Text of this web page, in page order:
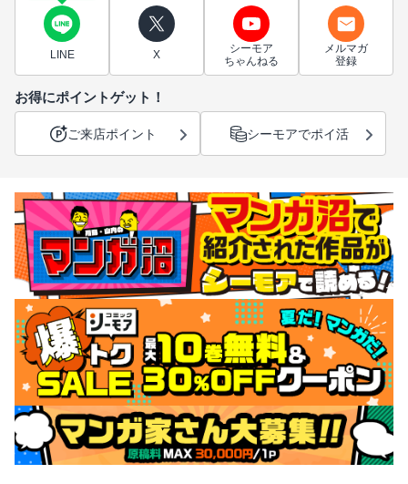
LINE X
シーモア
ちゃんねる
メルマガ
登録
お得にポイントゲット！
ご来店ポイント シーモアでポイ活